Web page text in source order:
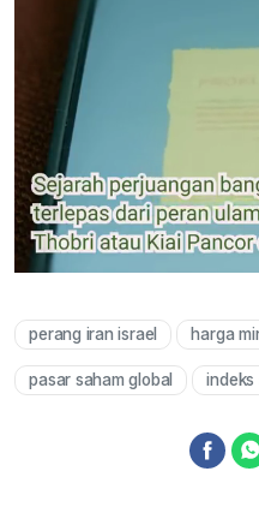
perang iran israel harga
pasar saham global indeks